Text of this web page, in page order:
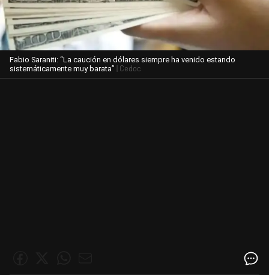
Fabio Saraniti: “La caución en dólares siempre ha venido estando
sistemáticamente muy barata” | Cedoc